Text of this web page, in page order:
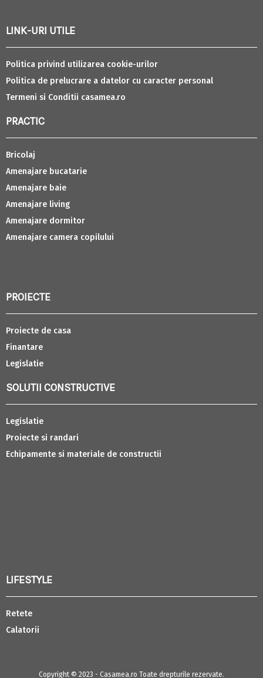
LINK-URI UTILE
Politica privind utilizarea cookie-urilor
Politica de prelucrare a datelor cu caracter personal
Termeni si Conditii casamea.ro
PRACTIC
Bricolaj
Amenajare bucatarie
Amenajare baie
Amenajare living
Amenajare dormitor
Amenajare camera copilului
PROIECTE
Proiecte de casa
Finantare
Legislatie
SOLUTII CONSTRUCTIVE
Legislatie
Proiecte si randari
Echipamente si materiale de constructii
LIFESTYLE
Retete
Calatorii
Copyright © 2023 - Casamea.ro Toate drepturile rezervate.